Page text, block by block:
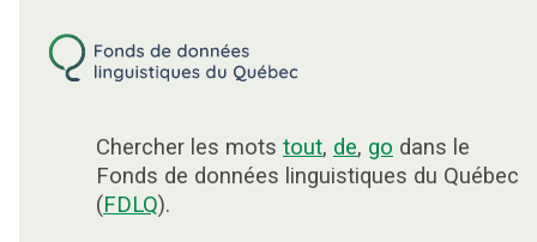
Chercher les mots tout, de, go dans le
Fonds de données linguistiques du Québec
(FDLQ).